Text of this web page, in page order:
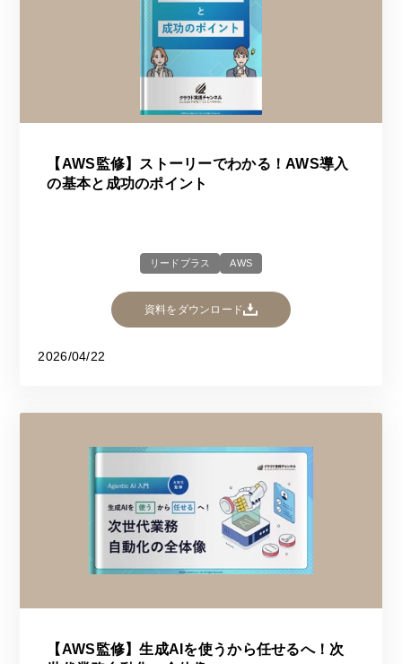
【AWS監修】ストーリーでわかる！AWS導入
の基本と成功のポイント
リードプラス AWS
資料をダウンロード
2026/04/22
【AWS監修】生成AIを使うから任せるへ！次